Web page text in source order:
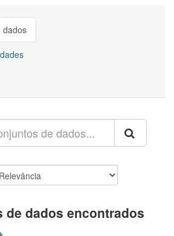
dados
de dados encontrados